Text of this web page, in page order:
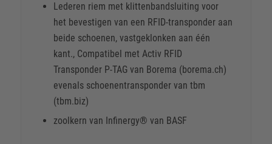
Lederen riem met klittenbandsluiting voor
het bevestigen van een RFID-transponder aan
beide schoenen, vastgeklonken aan één
kant., Compatibel met Activ RFID
Transponder P-TAG van Borema (borema.ch)
evenals schoenentransponder van tbm
(tbm.biz)
zoolkern van Infinergy® van BASF